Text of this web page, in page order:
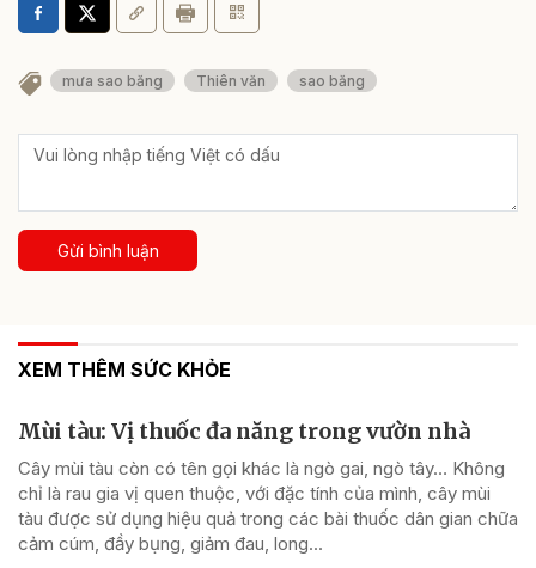
mưa sao băng Thiên văn sao băng
Gửi bình luận
XEM THÊM SỨC KHỎE
Mùi tàu: Vị thuốc đa năng trong vườn nhà
Cây mùi tàu còn có tên gọi khác là ngò gai, ngò tây… Không
chỉ là rau gia vị quen thuộc, với đặc tính của mình, cây mùi
tàu được sử dụng hiệu quả trong các bài thuốc dân gian chữa
cảm cúm, đầy bụng, giảm đau, long...